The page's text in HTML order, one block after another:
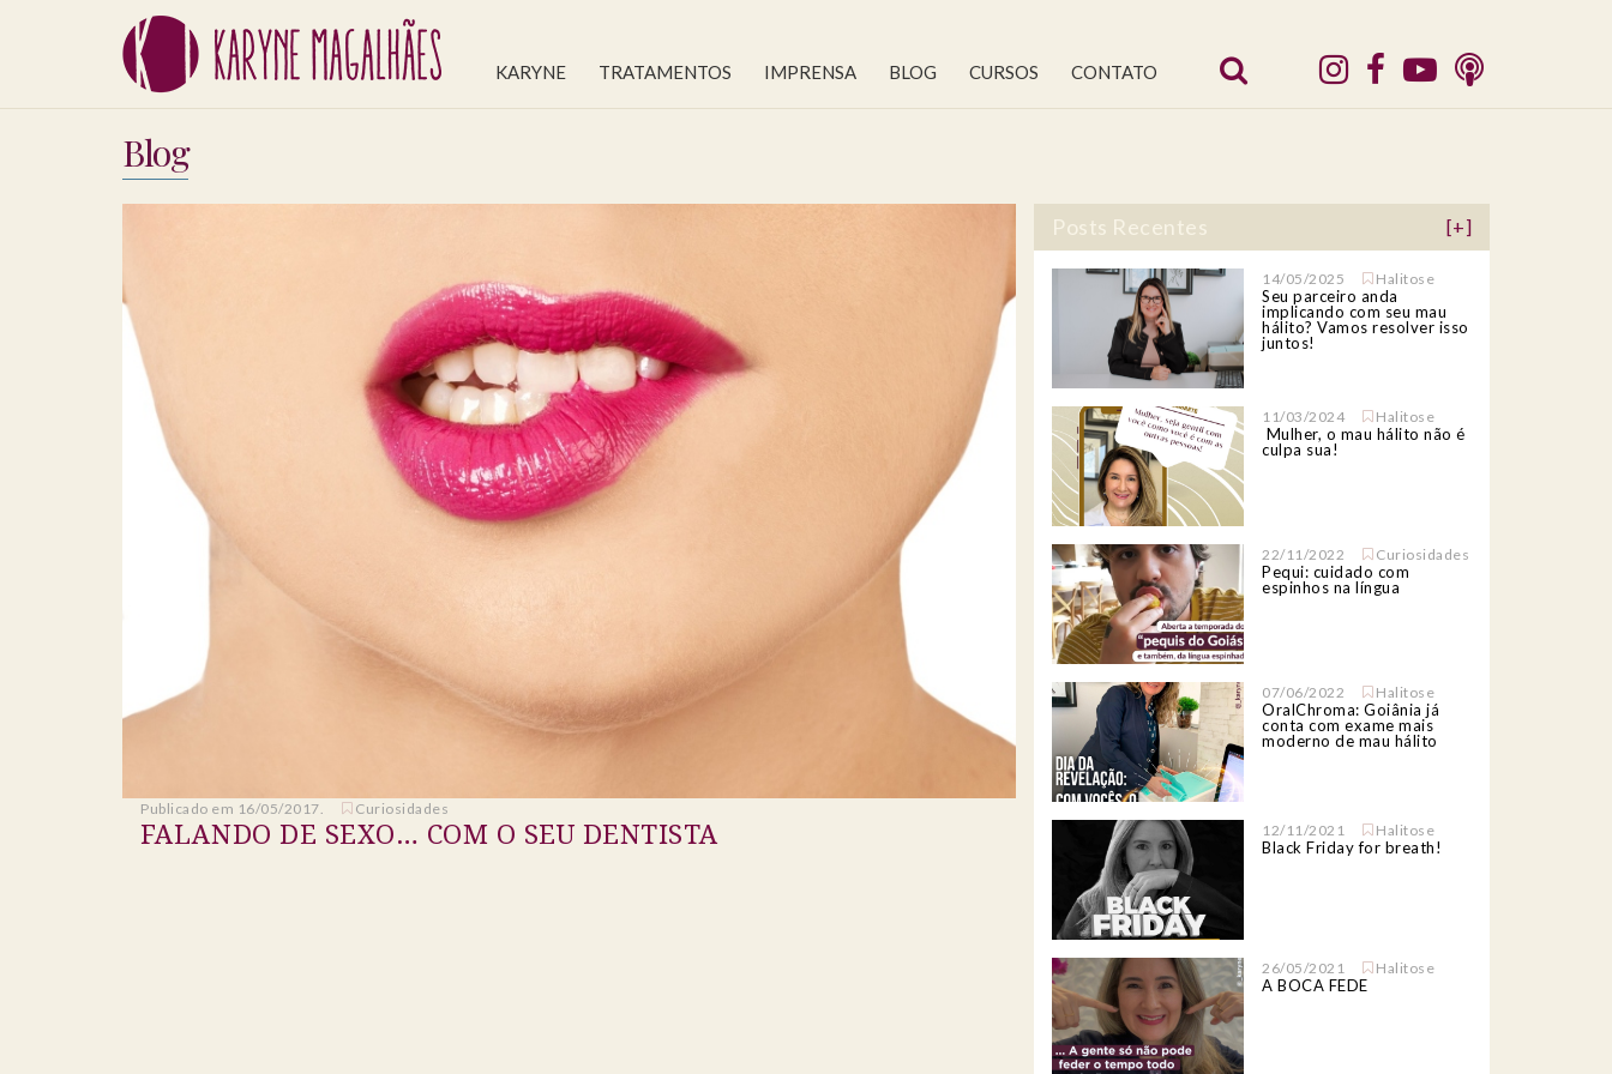
KARYNE TRATAMENTOS IMPRENSA BLOG CURSOS CONTATO
Blog
Publicado em 16/05/2017. Curiosidades
FALANDO DE SEXO… COM O SEU DENTISTA
Posts Recentes [+]
14/05/2025 Halitose
Seu parceiro anda
implicando com seu mau
hálito? Vamos resolver isso
juntos!
11/03/2024 Halitose
Mulher, o mau hálito não é
culpa sua!
22/11/2022 Curiosidades
Pequi: cuidado com
espinhos na língua
07/06/2022 Halitose
OralChroma: Goiânia já
conta com exame mais
moderno de mau hálito
12/11/2021 Halitose
Black Friday for breath!
26/05/2021 Halitose
A BOCA FEDE